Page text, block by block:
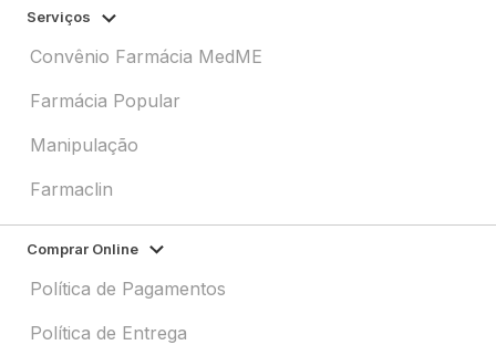
Serviços
Convênio Farmácia MedME
Farmácia Popular
Manipulação
Farmaclin
Comprar Online
Política de Pagamentos
Política de Entrega